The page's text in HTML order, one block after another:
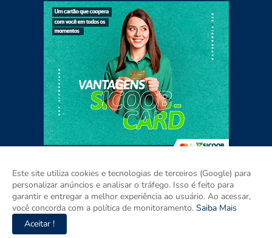
Home Sobre Contato Mídia Kit
Este site utiliza cookies e tecnologias de terceiros (Google) para
personalizar anúncios e analisar o tráfego. Isso é feito para
garantir e entregar a melhor experiência ao usuário. Ao acessar,
você concorda com a política de monitoramento. Saiba Mais
Aceitar !